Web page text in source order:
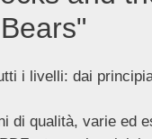
i livelli: dai
di qualità, varie ed